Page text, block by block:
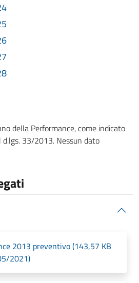
della Performance, come indicato
33/2013. Nessun dato
2013 preventivo (143,57 KB
2021)